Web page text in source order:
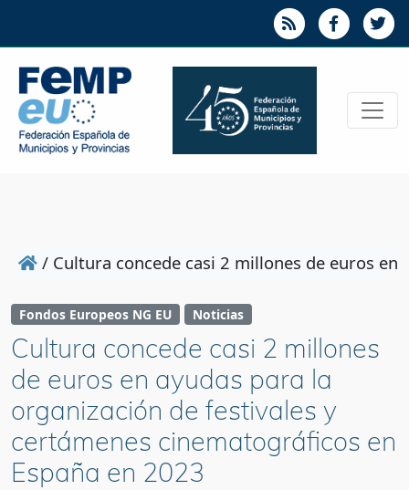
/ Cultura concede casi 2 millones de euros
Fondos Europeos NG EU Noticias
Cultura concede casi 2 millones
de euros en ayudas para la
organización de festivales y
certámenes cinematográficos en
España en 2023